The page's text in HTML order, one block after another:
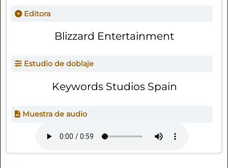
Editora
Blizzard Entertainment
Estudio de doblaje
Keywords Studios Spain
Muestra de audio